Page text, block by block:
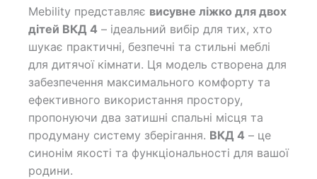
Mebility представляє висувне ліжко для двох
дітей ВКД 4 – ідеальний вибір для тих, хто
шукає практичні, безпечні та стильні меблі
для дитячої кімнати. Ця модель створена для
забезпечення максимального комфорту та
ефективного використання простору,
пропонуючи два затишні спальні місця та
продуману систему зберігання. ВКД 4 – це
синонім якості та функціональності для вашої
родини.